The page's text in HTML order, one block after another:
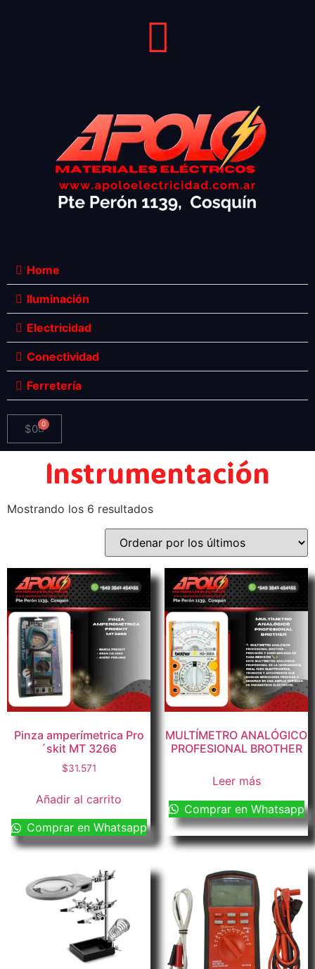
Home
Iluminación
Electricidad
Conectividad
Ferretería
$0 0
Instrumentación
Mostrando los 6 resultados
Pinza amperímetrica Pro
´skit MT 3266
$31.571
Añadir al carrito
Comprar en Whatsapp
MULTÍMETRO ANALÓGICO
PROFESIONAL BROTHER
Leer más
Comprar en Whatsapp